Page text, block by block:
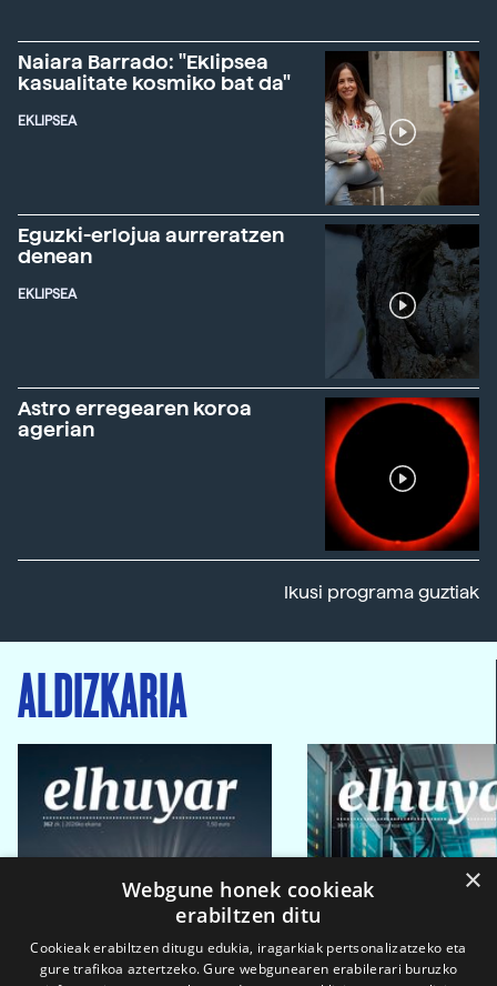
Naiara Barrado: "Eklipsea
kasualitate kosmiko bat da"
EKLIPSEA
Eguzki-erlojua aurreratzen
denean
EKLIPSEA
Astro erregearen koroa
agerian
Ikusi programa guztiak
ALDIZKARIA
×
Webgune honek cookieak
erabiltzen ditu
Cookieak erabiltzen ditugu edukia, iragarkiak pertsonalizatzeko eta
gure trafikoa aztertzeko. Gure webgunearen erabilerari buruzko